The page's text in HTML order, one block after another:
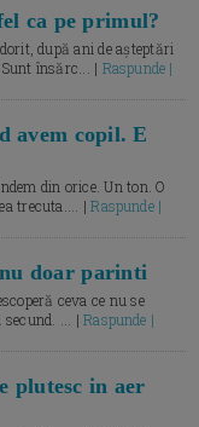
ca pe primul?
după ani de așteptări
însărc... | Raspunde |
avem copil. E
din orice. Un ton. O
trecuta.... |Raspunde |
doar parinti
ceva ce nu se
secund. ... |Raspunde |
plutesc in aer